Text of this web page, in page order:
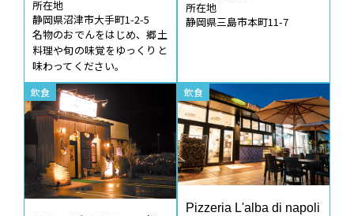
所在地
静岡県沼津市大手町1-2-5
名物のおでんをはじめ、郷土
料理や旬の味覚をゆっくりと
味わってください。
所在地
静岡県三島市本町11-7
飲食 飲食
Pizzeria L'alba di napoli